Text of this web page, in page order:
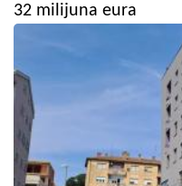
32 milijuna eura